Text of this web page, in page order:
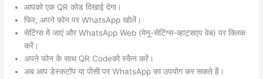
आपको एक QR कोड दिखाई देगा।
फिर, अपने फोन पर WhatsApp खोलें।
सेटिंग्स में जाएं और WhatsApp Web (मेनू-सेटिंग्स-व्हाट्सएप वेब) पर क्लिक
करें।
अपने फोन के साथ QR Codeको स्कैन करें।
अब आप डेस्कटॉप या पीसी पर WhatsApp का उपयोग कर सकते हैं।